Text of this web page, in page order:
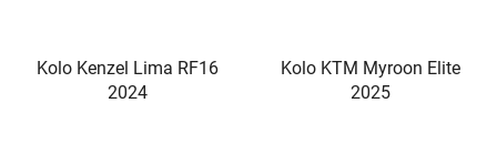
Kolo Kenzel Lima RF16
2024
Kolo KTM Myroon Elite
2025